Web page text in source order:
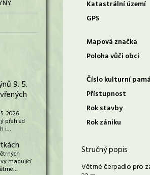
9. 5.
2026
přehled
i…
mapující
Katastrální území
GPS
Mapová značka
Poloha vůči obci
Číslo kulturní
Přístupnost
Rok stavby
Rok zániku
Stručný popis
Větrné čerpadlo pro